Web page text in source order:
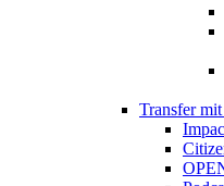
Transfer